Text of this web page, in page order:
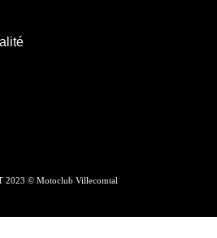
2023 © Motoclub Villecomtal